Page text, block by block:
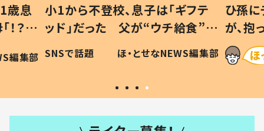
歳息
？」
編集部
小1から不登校、息子は「ギフテ
ッド」だった 父が“ウチ給食”を
作り続ける理由とは #令和の親
#令和の子
SNSで話題 ほ・とせなNEWS編集部
ひ孫
が、
「涙が
い」